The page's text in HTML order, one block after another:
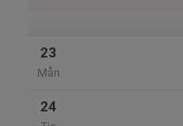
23
Mån
24